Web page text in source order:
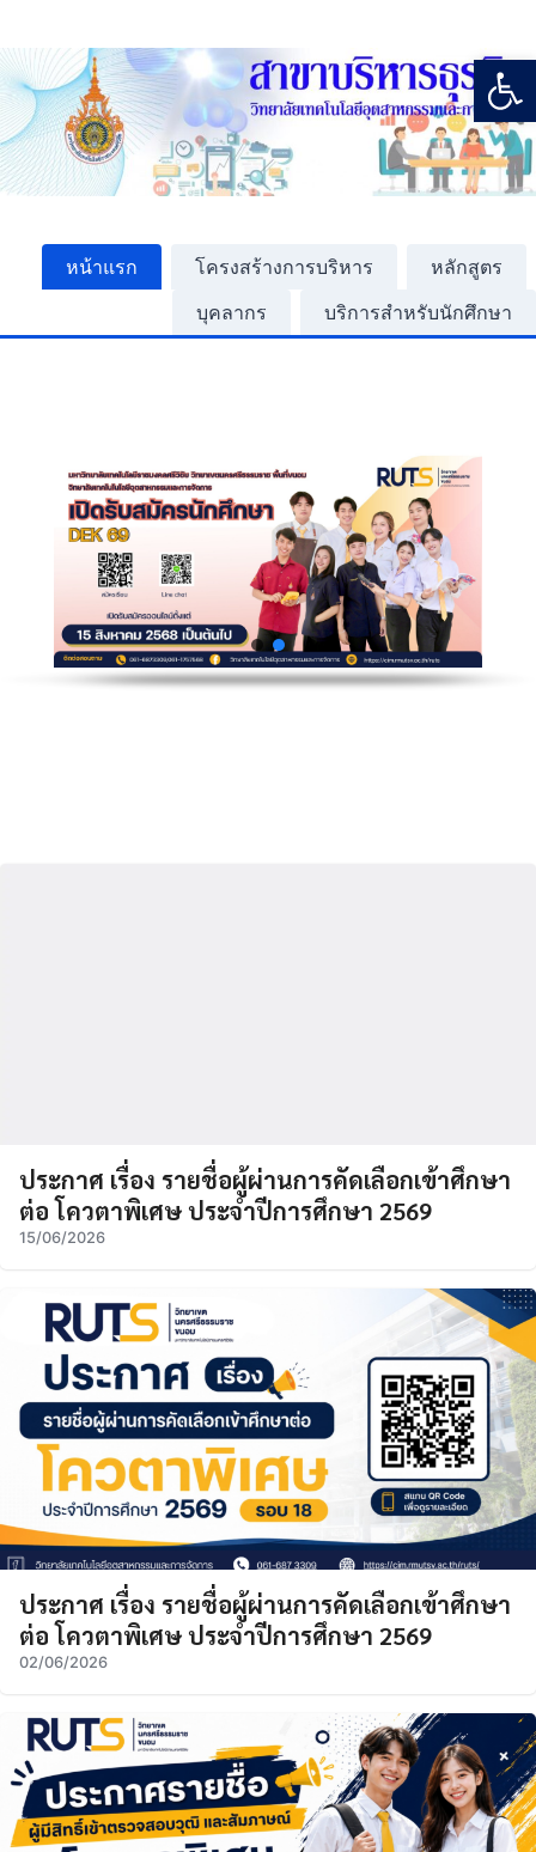
หน้าแรก โครงสร้างการบริหาร
หลักสูตร
บุคลากร
บริการสำหรับนักศึกษา
ประกาศ เรื่อง รายชื่อผู้ผ่านการคัดเลือกเข้าศึกษา
ต่อ โควตาพิเศษ ประจำปีการศึกษา 2569
15/06/2026
ประกาศ เรื่อง รายชื่อผู้ผ่านการคัดเลือกเข้าศึกษา
ต่อ โควตาพิเศษ ประจำปีการศึกษา 2569
02/06/2026